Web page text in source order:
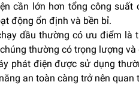
cần lớn hơn tổng công
động ổn định và bền bỉ.
dầu thường có ưu điểm là
thường có trọng lượng và
phát điện được sử dụng
an toàn càng trở nên quan